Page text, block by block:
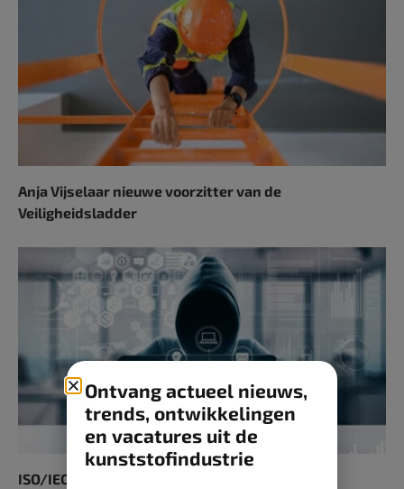
Anja Vijselaar nieuwe voorzitter van de
Veiligheidsladder
ISO/IEC 27001 Europees aanvaard
Ontvang actueel nieuws,
trends, ontwikkelingen
en vacatures uit de
kunststofindustrie